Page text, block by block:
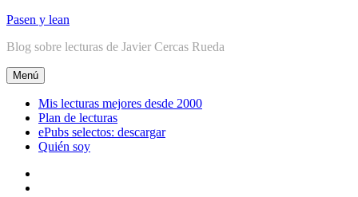
Ir
contenido
Pasen y lean
Blog sobre lecturas de Javier Cercas Rueda
Menú
Mis lecturas mejores desde 2000
Plan de lecturas
ePubs selectos: descargar
Quién soy